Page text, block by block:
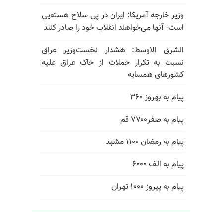
وزیر خارجه آمریکا: ایران در پی سلاح هسته‌یی
است؛ آنها می‌خواهند انقلاب خود را صادر کنند
الشرق الاوسط: هشدار نخست‌وزیر عراق
نسبت به تکرار حملات از خاک عراق علیه
کشورهای همسایه
پیام به بهروز ۳۶۰
پیام به صفر۷۷۰۰ قم
پیام به رمضان ۱۱۰۰ مشهد
پیام به الف ۶۰۰۰
پیام به پیروز ۱۰۰۰ تهران